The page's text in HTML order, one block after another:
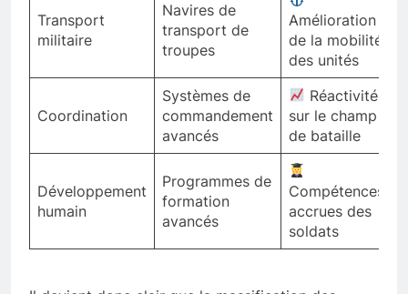
Transport
Navires de
transport de
Amélioration
de la mobilité
des unités
Systèmes de
commandement
avancés
Réactivité
sur le champ
de bataille
Développement
Programmes de
formation
Compétences
accrues des
soldats